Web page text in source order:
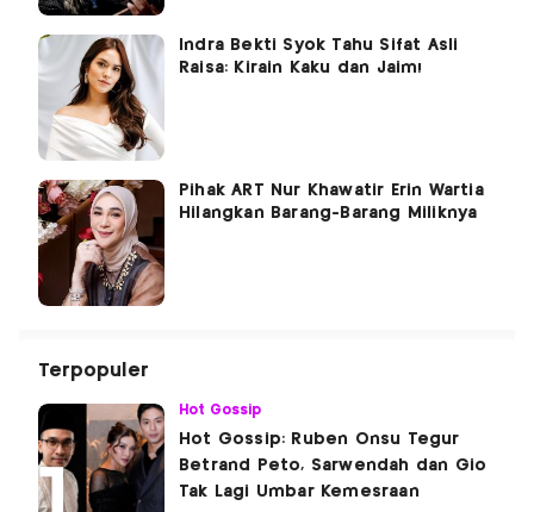
Indra Bekti Syok Tahu Sifat Asli
Raisa: Kirain Kaku dan Jaim!
Pihak ART Nur Khawatir Erin Wartia
Hilangkan Barang-Barang Miliknya
Terpopuler
Hot Gossip
Hot Gossip: Ruben Onsu Tegur
Betrand Peto, Sarwendah dan Gio
Tak Lagi Umbar Kemesraan